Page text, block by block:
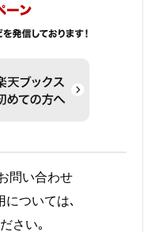
問い合わせ
については､
さい｡